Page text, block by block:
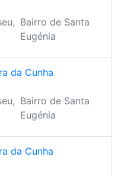
Bairro de Santa
Eugénia
da Cunha
Bairro de Santa
Eugénia
da Cunha